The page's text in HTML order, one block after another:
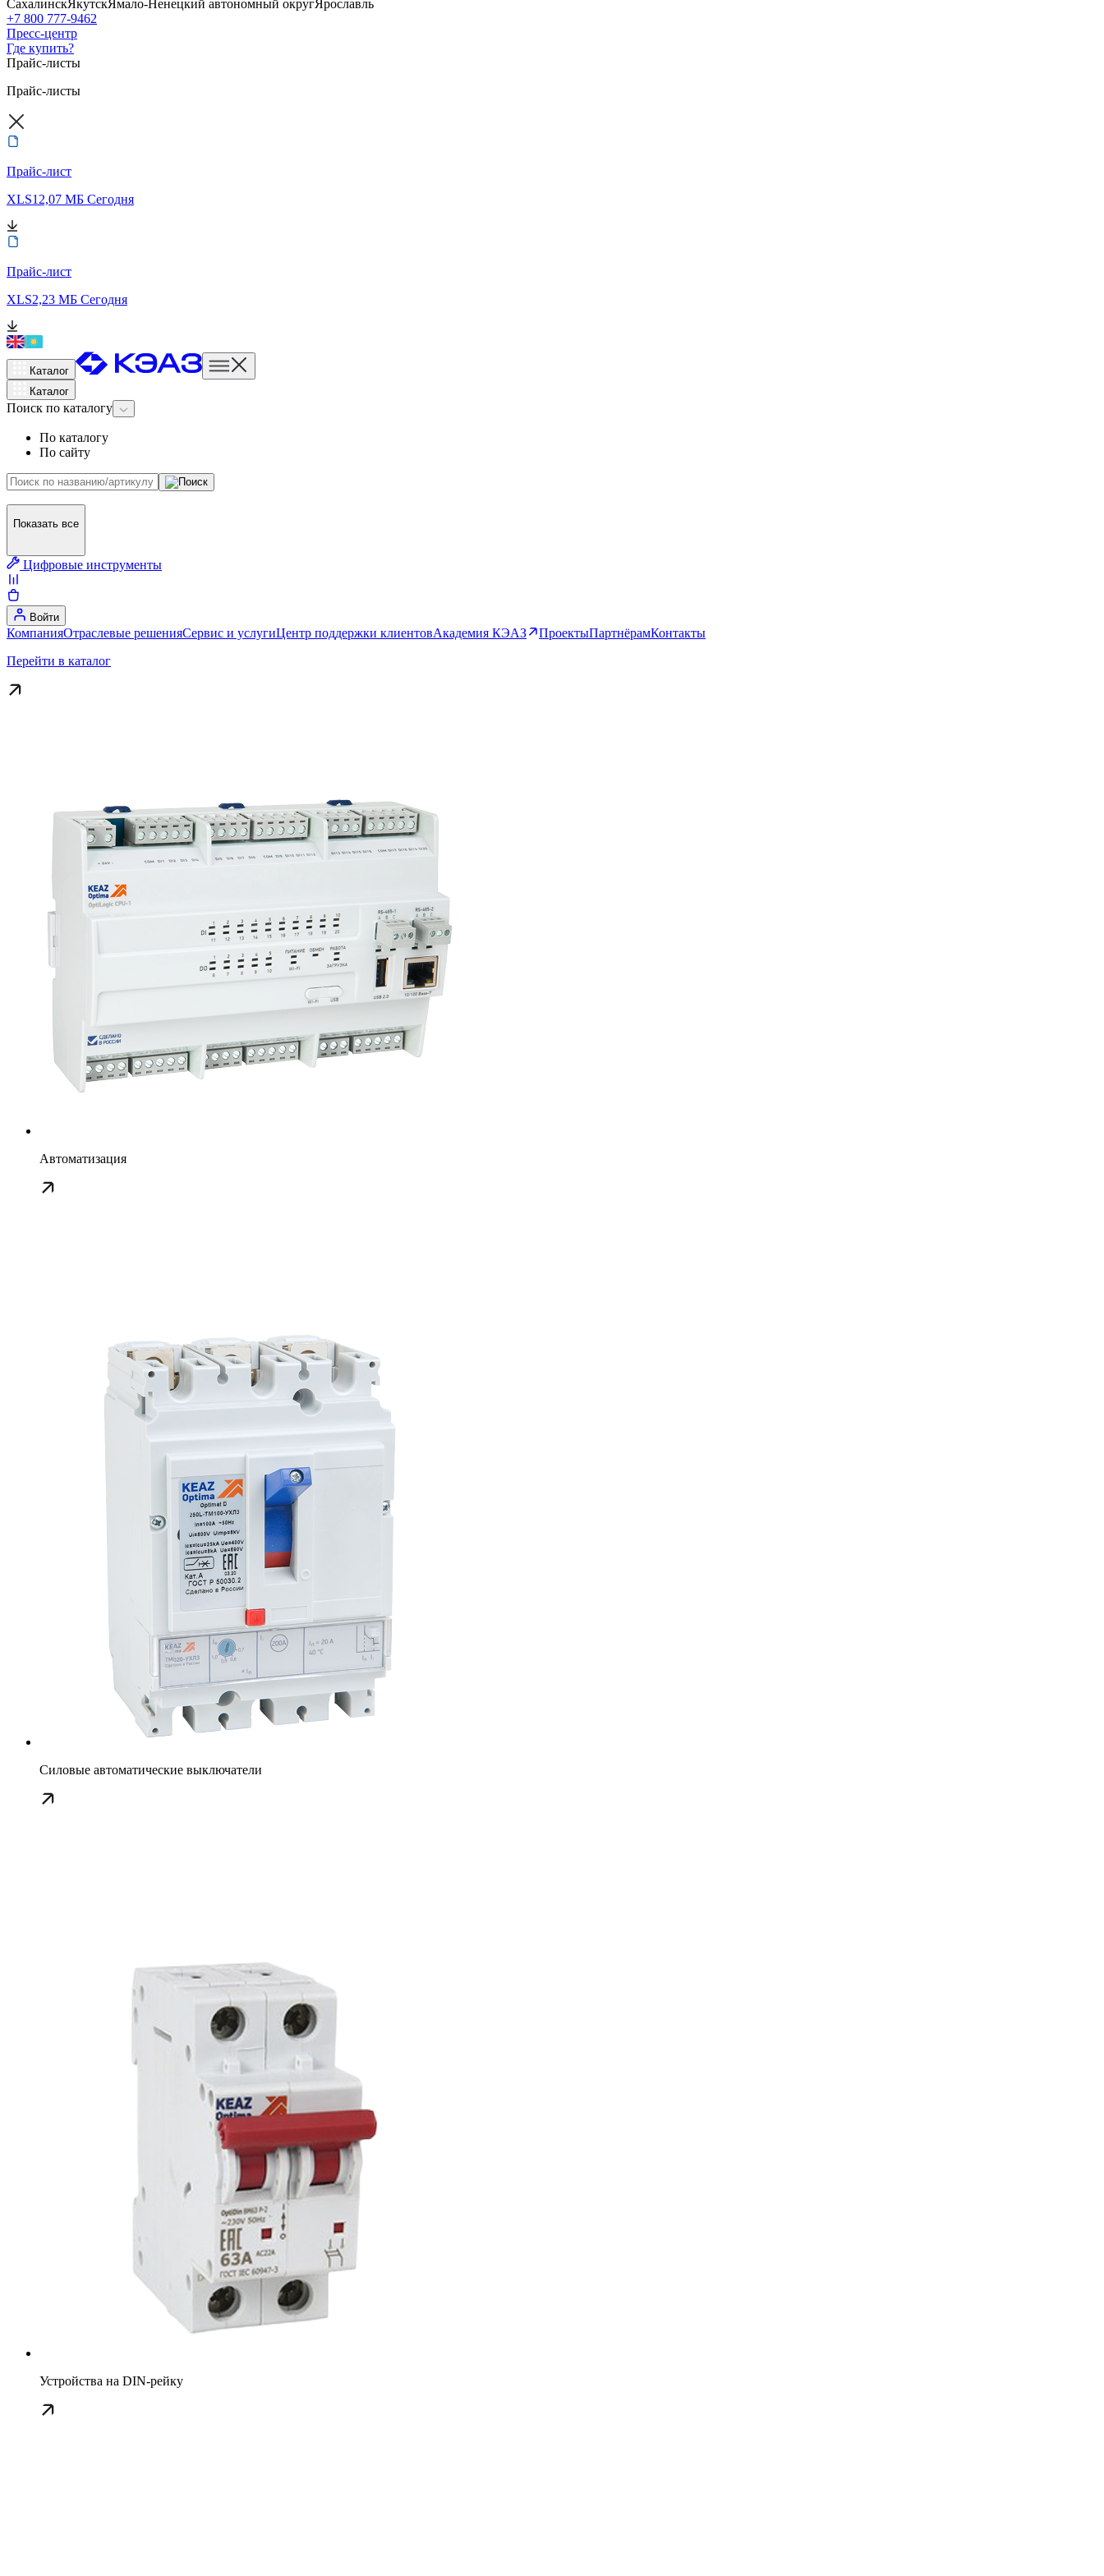
СахалинскЯкутскЯмало-Ненецкий автономный округЯрославль
+7 800 777-9462
Пресс-центр
Где купить?
Прайс-листы
Прайс-листы
Прайс-лист
XLS12,07 МБ Сегодня
Прайс-лист
XLS2,23 МБ Сегодня
Каталог
Каталог
Поиск по каталогу
По каталогу
По сайту
Показать все
Цифровые инструменты
Войти
КомпанияОтраслевые решенияСервис и услугиЦентр поддержки клиентовАкадемия КЭАЗ ПроектыПартнёрамКонтакты
Перейти в каталог
Автоматизация
Силовые автоматические выключатели
Устройства на DIN-рейку